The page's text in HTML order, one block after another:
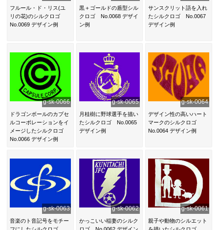
フルール・ド・リス(ユ
リの花)のシルクロゴ
No.0069 デザイン例
黒＋ゴールドの盾型シル
クロゴ No.0068 デザイ
ン例
サンスクリット語を入れ
たシルクロゴ No.0067
デザイン例
g-sk-0066
ドラゴンボールのカプセ
ルコーポレーションをイ
メージしたシルクロゴ
No.0066 デザイン例
g-sk-0065
月桂樹に野球選手を描い
たシルクロゴ No.0065
デザイン例
g-sk-0064
デザイン性の高いハート
マークのシルクロゴ
No.0064 デザイン例
g-sk-0063
音楽のト音記号をモチー
フにしたシルクロゴ
g-sk-0062
かっこいい稲妻のシルク
ロゴ No.0062 デザイン
g-sk-0061
親子や動物のシルエット
を描いたシルクロゴ